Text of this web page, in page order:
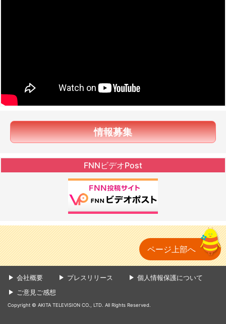
情報募集
FNNビデオPost
ページ上部へ
会社概要 プレスリリース
個人情報保護について
ご意見ご感想
Copyright © AKITA TELEVISION CO., LTD. All Rights Reserved.